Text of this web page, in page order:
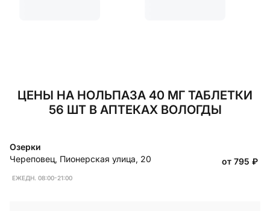
ЦЕНЫ НА НОЛЬПАЗА 40 МГ ТАБЛЕТКИ
56 ШТ В АПТЕКАХ ВОЛОГДЫ
Озерки
Череповец, Пионерская улица, 20
ЕЖЕДН. 08:00-21:00
от 795 ₽